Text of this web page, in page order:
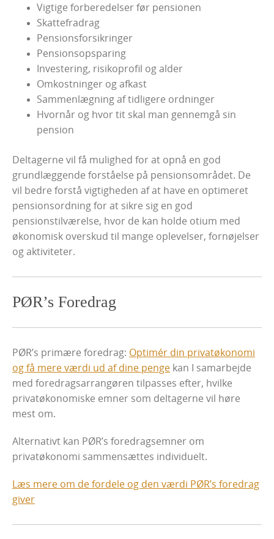
Vigtige forberedelser før pensionen
Skattefradrag
Pensionsforsikringer
Pensionsopsparing
Investering, risikoprofil og alder
Omkostninger og afkast
Sammenlægning af tidligere ordninger
Hvornår og hvor tit skal man gennemgå sin
pension
Deltagerne vil få mulighed for at opnå en god
grundlæggende forståelse på pensionsområdet. De
vil bedre forstå vigtigheden af at have en optimeret
pensionsordning for at sikre sig en god
pensionstilværelse, hvor de kan holde otium med
økonomisk overskud til mange oplevelser, fornøjelser
og aktiviteter.
PØR’s Foredrag
PØR’s primære foredrag: Optimér din privatøkonomi
og få mere værdi ud af dine penge kan I samarbejde
med foredragsarrangøren tilpasses efter, hvilke
privatøkonomiske emner som deltagerne vil høre
mest om.
Alternativt kan PØR’s foredragsemner om
privatøkonomi sammensættes individuelt.
Læs mere om de fordele og den værdi PØR’s foredrag
giver